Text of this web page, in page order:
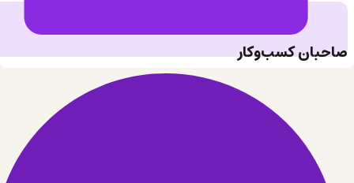
صاحبان کسب‌وکار